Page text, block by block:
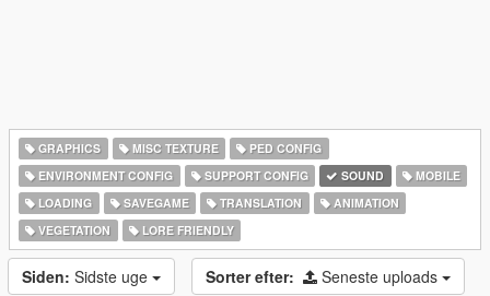
GRAPHICS MISC TEXTURE
PED CONFIG
ENVIRONMENT CONFIG
SUPPORT CONFIG SOUND
MOBILE
LOADING
SAVEGAME TRANSLATION
ANIMATION
VEGETATION
LORE FRIENDLY
Siden: Sidste uge Sorter efter: Seneste uploads